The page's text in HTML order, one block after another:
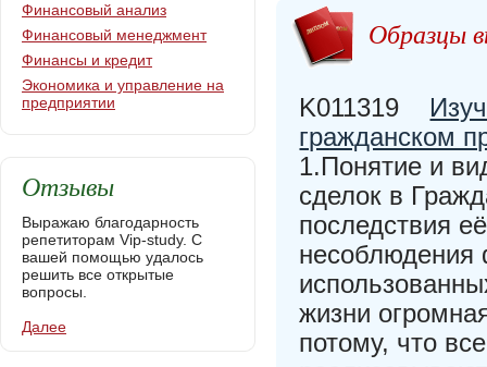
Образцы
K011319
гражданском
1.Понятие и
сделок в
последствия
несоблюдения
жизни
потому, что
Финансовый анализ
Финансовый менеджмент
Финансы и кредит
Экономика и управление на
предприятии
Отзывы
Выражаю благодарность
репетиторам Vip-study. С
вашей помощью удалось
решить все открытые
вопросы.
Далее